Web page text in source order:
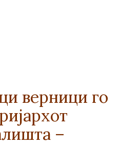
верници го
–